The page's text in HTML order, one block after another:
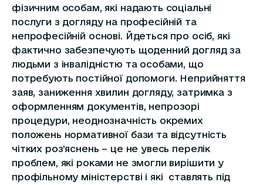
фізичним особам, які надають соціальні
послуги з догляду на професійній та
непрофесійній основі. Йдеться про осіб, які
фактично забезпечують щоденний догляд за
людьми з інвалідністю та особами, що
потребують постійної допомоги. Неприйняття
заяв, заниження хвилин догляду, затримка з
оформленням документів, непрозорі
процедури, неоднозначність окремих
положень нормативної бази та відсутність
чітких роз’яснень – це не увесь перелік
проблем, які роками не змогли вирішити у
профільному міністерстві і які ставлять під